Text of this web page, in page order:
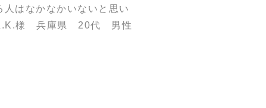
人はなかなかいないと思い
A.K.様 兵庫県 20代 男性